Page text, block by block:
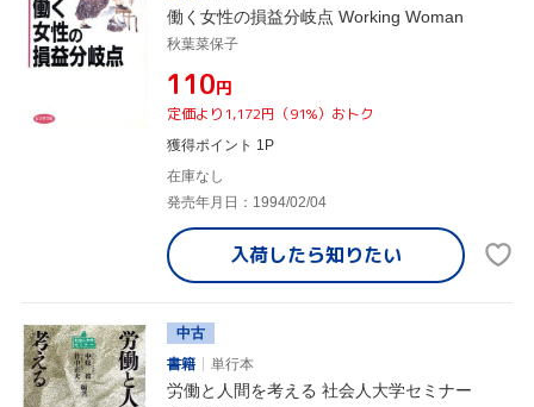
働く女性の損益分岐点 Working Woman
秋葉菜保子
¥110円
定価より1,172円（91%）おトク
獲得ポイント 1P
在庫なし
発売年月日：1994/02/04
入荷したら知りたい
中古
書籍
単行本
労働と人間を考える 社会人大学セミナー